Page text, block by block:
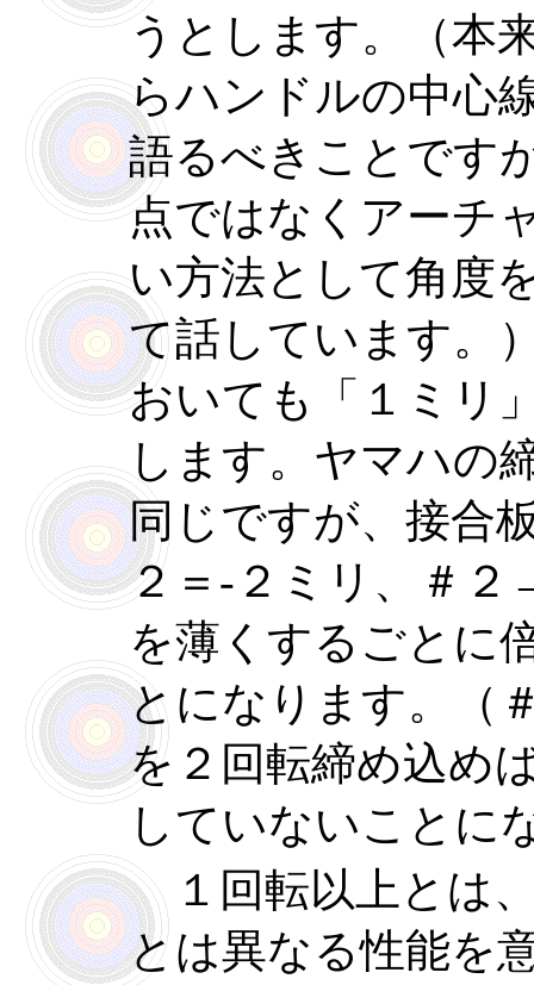
うとします。（本
らハンドルの中心
語るべきことです
点ではなくアーチ
い方法として角度
て話しています。
おいても「１ミリ
します。ヤマハの
同じですが、接合
２＝-２ミリ、＃
を薄くするごとに
とになります。（
を２回転締め込め
していないこと
１回転以上とは
とは異なる性能を